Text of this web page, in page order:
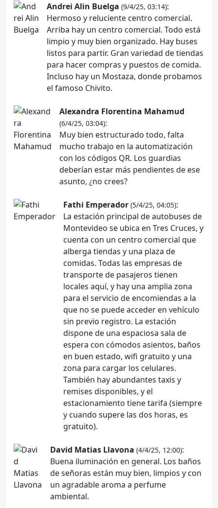
Andrei Alin Buelga (9/4/25, 03:14):
Hermoso y reluciente centro comercial.
Arriba hay un centro comercial. Todo está
limpio y muy bien organizado. Hay buses
listos para partir. Gran variedad de tiendas
para hacer compras y puestos de comida.
Incluso hay un Mostaza, donde probamos
el famoso Chivito.
Alexandra Florentina Mahamud
(6/4/25, 03:04):
Muy bien estructurado todo, falta
mucho trabajo en la automatización
con los códigos QR. Los guardias
deberían estar más pendientes de ese
asunto, ¿no crees?
Fathi Emperador (5/4/25, 04:05):
La estación principal de autobuses de
Montevideo se ubica en Tres Cruces, y
cuenta con un centro comercial que
alberga tiendas y una plaza de
comidas. Todas las empresas de
transporte de pasajeros tienen
locales aquí, y hay una amplia zona
para el servicio de encomiendas a la
que no se puede acceder en vehículo
sin previo registro. La estación
dispone de una espaciosa sala de
espera con cómodos asientos, baños
en buen estado, wifi gratuito y una
zona para cargar los celulares.
También hay abundantes taxis y
remises disponibles, y el
estacionamiento tiene tarifa (siempre
y cuando supere las dos horas, es
gratuito).
David Matias Llavona (4/4/25, 12:00):
Buena iluminación en general. Los baños
de señoras están muy bien, limpios y con
un agradable aroma a perfume
ambiental.